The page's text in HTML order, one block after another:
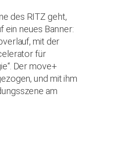
des RITZ geht,
ein neues Banner:
mit der
für
Der move+
und mit ihm
am